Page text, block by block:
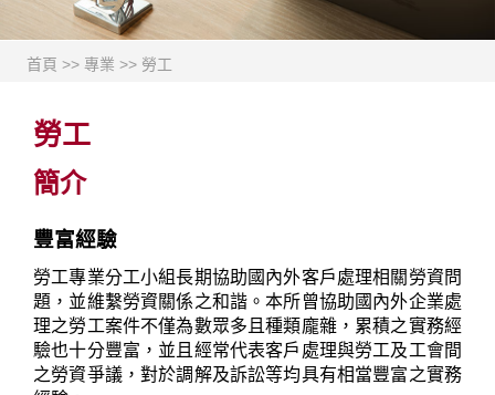
首頁 >> 專業 >> 勞工
勞工
簡介
豐富經驗
勞工專業分工小組長期協助國內外客戶處理相關勞資問
題，並維繫勞資關係之和諧。本所曾協助國內外企業處
理之勞工案件不僅為數眾多且種類龐雜，累積之實務經
驗也十分豐富，並且經常代表客戶處理與勞工及工會間
之勞資爭議，對於調解及訴訟等均具有相當豐富之實務